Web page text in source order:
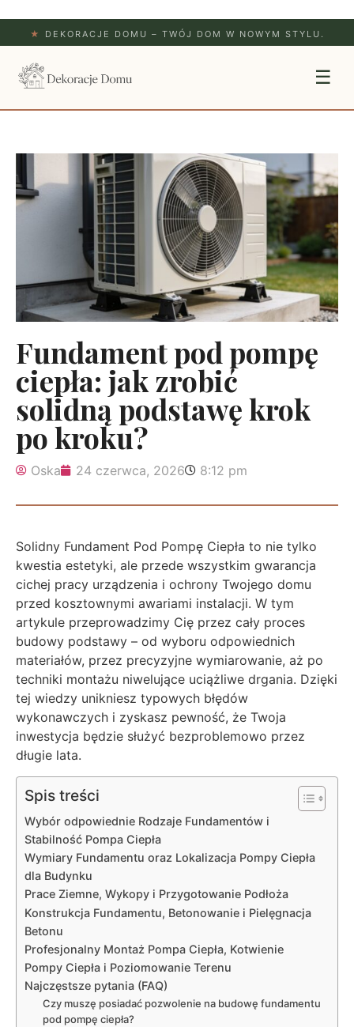
★ DEKORACJE DOMU – TWÓJ DOM W NOWYM STYLU.
☰
Fundament pod pompę
ciepła: jak zrobić
solidną podstawę krok
po kroku?
Oska 24 czerwca, 2026 8:12 pm
Solidny Fundament Pod Pompę Ciepła to nie tylko
kwestia estetyki, ale przede wszystkim gwarancja
cichej pracy urządzenia i ochrony Twojego domu
przed kosztownymi awariami instalacji. W tym
artykule przeprowadzimy Cię przez cały proces
budowy podstawy – od wyboru odpowiednich
materiałów, przez precyzyjne wymiarowanie, aż po
techniki montażu niwelujące uciążliwe drgania. Dzięki
tej wiedzy unikniesz typowych błędów
wykonawczych i zyskasz pewność, że Twoja
inwestycja będzie służyć bezproblemowo przez
długie lata.
Spis treści
Wybór odpowiednie Rodzaje Fundamentów i
Stabilność Pompa Ciepła
Wymiary Fundamentu oraz Lokalizacja Pompy Ciepła
dla Budynku
Prace Ziemne, Wykopy i Przygotowanie Podłoża
Konstrukcja Fundamentu, Betonowanie i Pielęgnacja
Betonu
Profesjonalny Montaż Pompa Ciepła, Kotwienie
Pompy Ciepła i Poziomowanie Terenu
Najczęstsze pytania (FAQ)
Czy muszę posiadać pozwolenie na budowę fundamentu
pod pompę ciepła?